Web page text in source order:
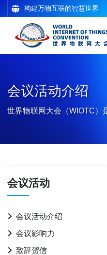
构建万物互联的智慧世界
会议活动介绍
世界物联网大会（WIOTC）
会议活动
会议活动介绍
会议影响力
致辞贺信